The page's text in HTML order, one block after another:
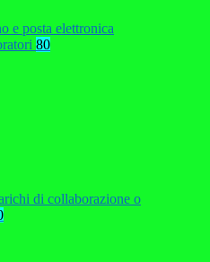
e posta elettronica
80
di collaborazione o